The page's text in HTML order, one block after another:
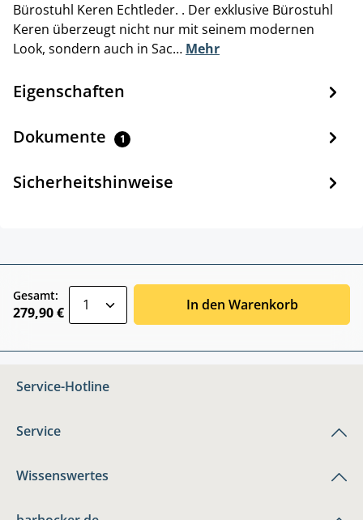
Bürostuhl Keren Echtleder. . Der exklusive Bürostuhl
Keren überzeugt nicht nur mit seinem modernen
Look, sondern auch in Sac… Mehr
Eigenschaften
Dokumente 1
Sicherheitshinweise
Gesamt:
279,90 € In den Warenkorb
Service-Hotline
Service
Wissenswertes